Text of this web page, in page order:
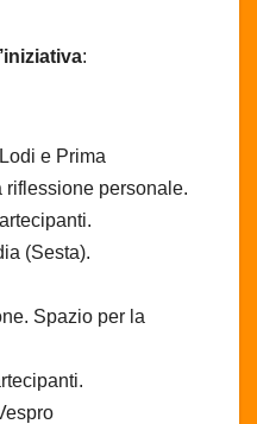
:
e Prima
riflessione personale.
(Sesta).
Spazio per la